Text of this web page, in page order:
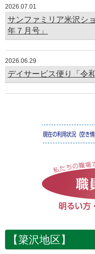
2026.07.01
サンファミリア米沢シ
年７月号」
2026.06.29
デイサービス便り「令
【簗沢地区】